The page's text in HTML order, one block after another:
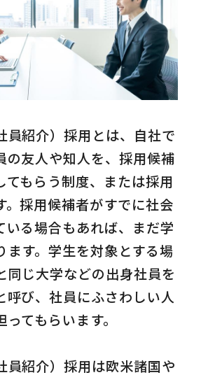
員紹介）採用とは、自社で
の友人や知人を、採用候補
てもらう制度、または採用
。採用候補者がすでに社会
いる場合もあれば、まだ学
ます。学生を対象とする場
同じ大学などの出身社員を
呼び、社員にふさわしい人
てもらいます。
員紹介）採用は欧米諸国や